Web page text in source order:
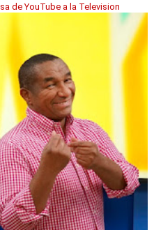
de YouTube a la Television